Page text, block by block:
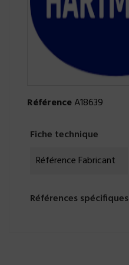
RéférenceA18639
Fiche technique
Référence Fabricant
Références spécifiques